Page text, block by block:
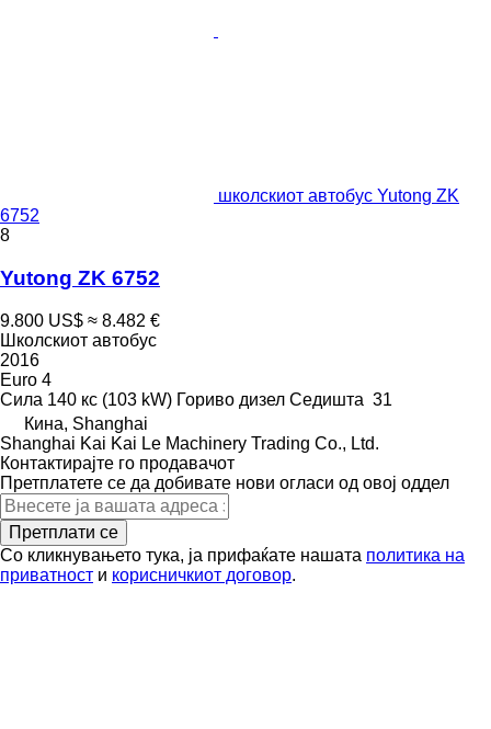
школскиот автобус Yutong ZK
6752
8
Yutong ZK 6752
9.800 US$ ≈ 8.482 €
Школскиот автобус
2016
Euro 4
Сила 140 кс (103 kW) Гориво дизел Седишта 31
Кина, Shanghai
Shanghai Kai Kai Le Machinery Trading Co., Ltd.
Контактирајте го продавачот
Претплатете се да добивате нови огласи од овој оддел
Претплати се
Со кликнувањето тука, ја прифаќате нашата политика на
приватност и корисничкиот договор.